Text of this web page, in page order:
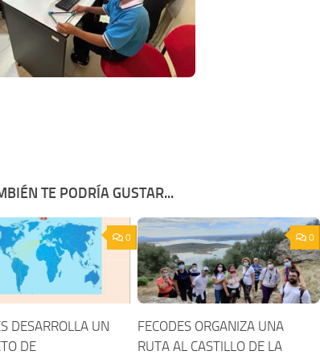
TE PODRÍA GUSTAR...
0
DESARROLLA UN
DE
0
FECODES ORGANIZA UNA
RUTA AL CASTILLO DE LA